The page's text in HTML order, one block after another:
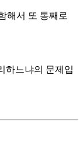
해서 또 통째로
하느냐의 문제입